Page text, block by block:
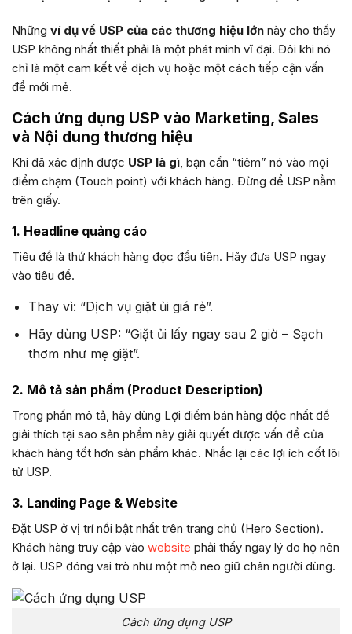
Những ví dụ về USP của các thương hiệu lớn này cho thấy
USP không nhất thiết phải là một phát minh vĩ đại. Đôi khi nó
chỉ là một cam kết về dịch vụ hoặc một cách tiếp cận vấn
đề mới mẻ.
Cách ứng dụng USP vào Marketing, Sales
và Nội dung thương hiệu
Khi đã xác định được USP là gì, bạn cần “tiêm” nó vào mọi
điểm chạm (Touch point) với khách hàng. Đừng để USP nằm
trên giấy.
1. Headline quảng cáo
Tiêu đề là thứ khách hàng đọc đầu tiên. Hãy đưa USP ngay
vào tiêu đề.
Thay vì: “Dịch vụ giặt ủi giá rẻ”.
Hãy dùng USP: “Giặt ủi lấy ngay sau 2 giờ – Sạch
thơm như mẹ giặt”.
2. Mô tả sản phẩm (Product Description)
Trong phần mô tả, hãy dùng Lợi điểm bán hàng độc nhất để
giải thích tại sao sản phẩm này giải quyết được vấn đề của
khách hàng tốt hơn sản phẩm khác. Nhắc lại các lợi ích cốt lõi
từ USP.
3. Landing Page & Website
Đặt USP ở vị trí nổi bật nhất trên trang chủ (Hero Section).
Khách hàng truy cập vào website phải thấy ngay lý do họ nên
ở lại. USP đóng vai trò như một mỏ neo giữ chân người dùng.
Cách ứng dụng USP